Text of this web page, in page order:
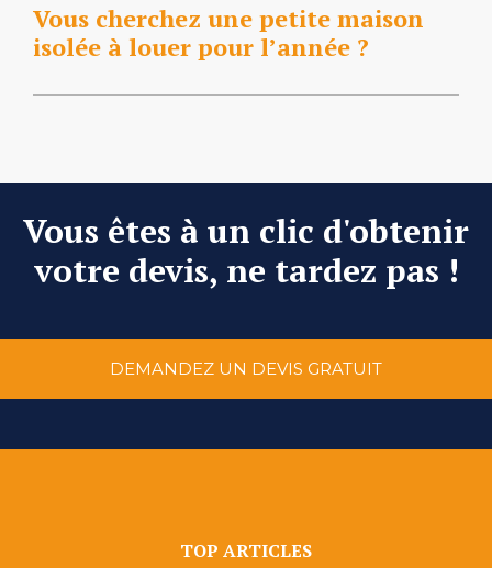
Vous cherchez une petite maison
isolée à louer pour l’année ?
Vous êtes à un clic d'obtenir
votre devis, ne tardez pas !
DEMANDEZ UN DEVIS GRATUIT
TOP ARTICLES